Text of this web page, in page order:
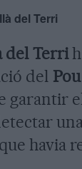
del Terri
del Terri
del
garantir
havia